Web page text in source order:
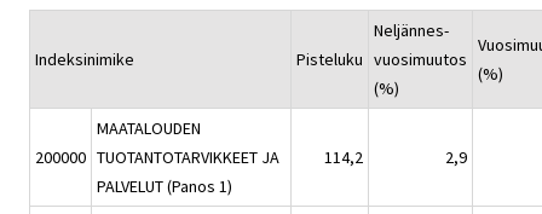
Indeksinimike Pisteluku
Neljännes-
vuosimuutos
(%)
(%)
200000
MAATALOUDEN
TUOTANTOTARVIKKEET JA
PALVELUT (Panos 1)
114,2 2,9